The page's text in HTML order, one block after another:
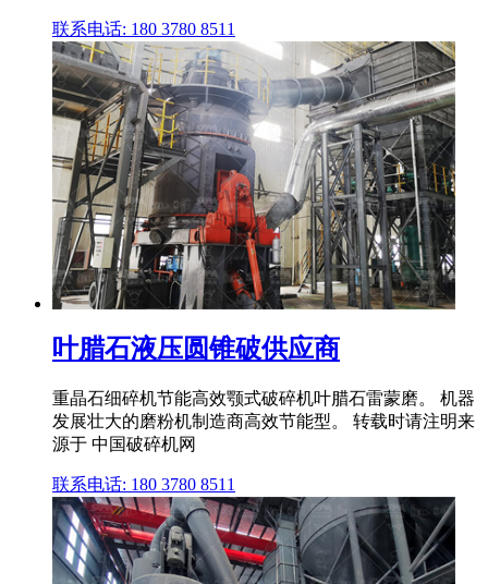
联系电话: 180 3780 8511
叶腊石液压圆锥破供应商
重晶石细碎机节能高效颚式破碎机叶腊石雷蒙磨。 机器
发展壮大的磨粉机制造商高效节能型。 转载时请注明来
源于 中国破碎机网
联系电话: 180 3780 8511